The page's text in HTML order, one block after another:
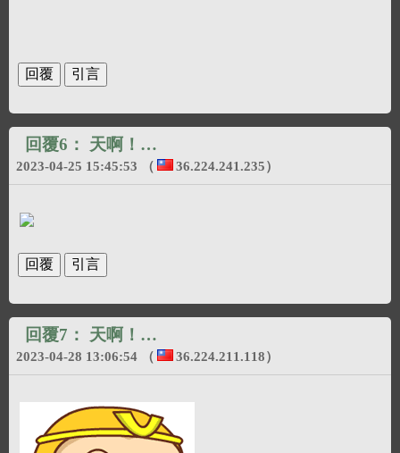
回覆6： 天啊！…
2023-04-25 15:45:53 （ 36.224.241.235）
回覆7： 天啊！…
2023-04-28 13:06:54 （ 36.224.211.118）